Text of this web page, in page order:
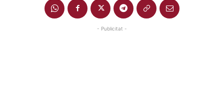
- Publicitat -